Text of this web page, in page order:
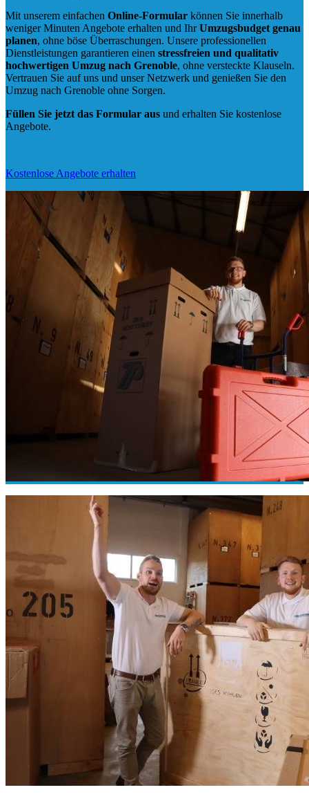
Mit unserem einfachen Online-Formular können Sie innerhalb
weniger Minuten Angebote erhalten und IhrUmzugsbudget genau
planen, ohne böse Überraschungen. Unsere professionellen
Dienstleistungen garantieren einen stressfreien und qualitativ
hochwertigen Umzug nach Grenoble, ohne versteckte Klauseln.
Vertrauen Sie auf uns und unser Netzwerk und genießen Sie den
Umzug nach Grenoble ohne Sorgen.
Füllen Sie jetzt das Formular aus und erhalten Sie kostenlose
Angebote.
Kostenlose Angebote erhalten